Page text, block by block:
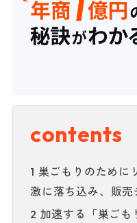
1 巣ごもりのために
激に落ち込み、販
2 加速する「巣ご